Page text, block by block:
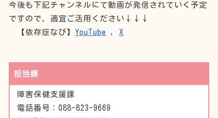
今後も下記チャンネルにて動画が発信されていく予定
ですので、適宜ご活用ください↓↓↓
【依存症なび】 YouTube , X
担当課
障害保健支援課
電話番号：088-823-9669